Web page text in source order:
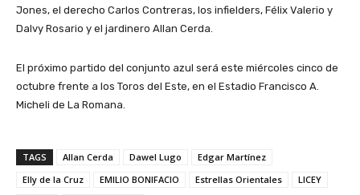
Jones, el derecho Carlos Contreras, los infielders, Félix Valerio y
Dalvy Rosario y el jardinero Allan Cerda.
El próximo partido del conjunto azul será este miércoles cinco de
octubre frente a los Toros del Este, en el Estadio Francisco A.
Micheli de La Romana.
TAGS Allan Cerda Dawel Lugo
Edgar Martínez
Elly de la Cruz
EMILIO BONIFACIO Estrellas Orientales
LICEY